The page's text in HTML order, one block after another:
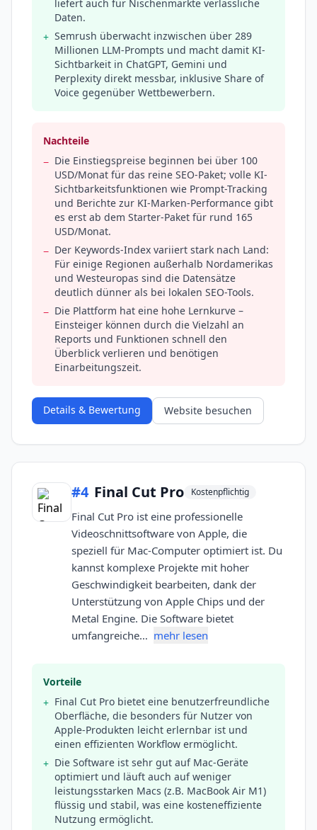
liefert auch für Nischenmärkte verlässliche
Daten.
+ Semrush überwacht inzwischen über 289
Millionen LLM-Prompts und macht damit KI-
Sichtbarkeit in ChatGPT, Gemini und
Perplexity direkt messbar, inklusive Share of
Voice gegenüber Wettbewerbern.
Nachteile
− Die Einstiegspreise beginnen bei über 100
USD/Monat für das reine SEO-Paket; volle KI-
Sichtbarkeitsfunktionen wie Prompt-Tracking
und Berichte zur KI-Marken-Performance gibt
es erst ab dem Starter-Paket für rund 165
USD/Monat.
− Der Keywords-Index variiert stark nach Land:
Für einige Regionen außerhalb Nordamerikas
und Westeuropas sind die Datensätze
deutlich dünner als bei lokalen SEO-Tools.
− Die Plattform hat eine hohe Lernkurve –
Einsteiger können durch die Vielzahl an
Reports und Funktionen schnell den
Überblick verlieren und benötigen
Einarbeitungszeit.
Details & Bewertung Website besuchen
#4 Final Cut Pro Kostenpflichtig
Final Cut Pro ist eine professionelle
Videoschnittsoftware von Apple, die
speziell für Mac-Computer optimiert ist. Du
kannst komplexe Projekte mit hoher
Geschwindigkeit bearbeiten, dank der
Unterstützung von Apple Chips und der
Metal Engine. Die Software bietet
umfangreiche… mehr lesen
Vorteile
+ Final Cut Pro bietet eine benutzerfreundliche
Oberfläche, die besonders für Nutzer von
Apple-Produkten leicht erlernbar ist und
einen effizienten Workflow ermöglicht.
+ Die Software ist sehr gut auf Mac-Geräte
optimiert und läuft auch auf weniger
leistungsstarken Macs (z.B. MacBook Air M1)
flüssig und stabil, was eine kosteneffiziente
Nutzung ermöglicht.